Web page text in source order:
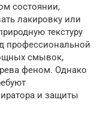
состоянии,
лакировку или
текстуру
профессиональной
смывок,
феном. Однако
и защиты